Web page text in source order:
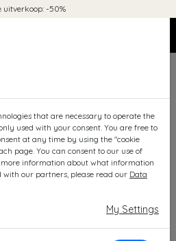
uitverkoop: -50%
that are necessary to operate the
used with your consent. You are free to
at any time by using the "cookie
page. You can consent to our use of
more information about what information
with our partners, please read our Data
My Settings